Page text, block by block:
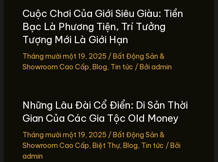
Cuộc Chơi Của Giới Siêu Giàu: Tiền
Bạc Là Phương Tiện, Trí Tưởng
Tượng Mới Là Giới Hạn
Tháng mười một 19, 2025 / Bất Động Sản &
Showroom Cao Cấp, Blog, Tin tức / Bởi admin
Những Lâu Đài Cổ Điển: Di Sản Thời
Gian Của Các Gia Tộc Old Money
Tháng mười một 19, 2025 / Bất Động Sản &
Showroom Cao Cấp, Biệt Thự, Blog, Tin tức / Bởi
admin